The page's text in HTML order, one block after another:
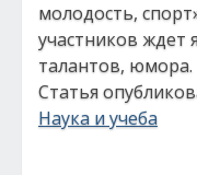
молодость,
участников ждет
талантов, юмора.
Статья
Наука и учеба